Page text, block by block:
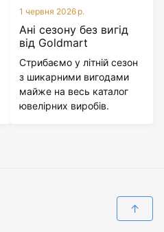
1 червня 2026 р.
Ані сезону без вигід
від Goldmart
Стрибаємо у літній сезон
з шикарними вигодами
майже на весь каталог
ювелірних виробів.
↑